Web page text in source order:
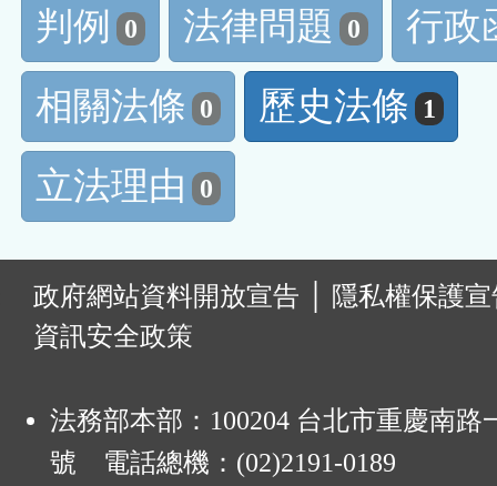
判例
0 法律問題 0
行政
相關法條 0 歷史法條 1
立法理由 0
政府網站資料開放宣告
隱私權保護
資訊安全政策
法務部本部：100204 台北市重慶南路
號 電話總機：(02)2191-0189